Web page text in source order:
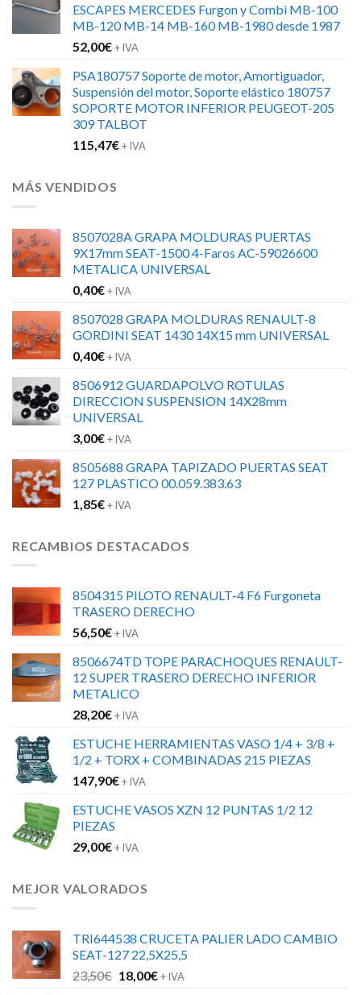
ESCAPES MERCEDES Furgon y Combi MB-100
MB-120 MB-14 MB-160 MB-1980 desde 1987
52,00€+ IVA
PSA180757 Soporte de motor, Amortiguador,
Suspensión del motor, Soporte elástico 180757
SOPORTE MOTOR INFERIOR PEUGEOT-205
309 TALBOT
115,47€+ IVA
MÁS VENDIDOS
8507028A GRAPA MOLDURAS PUERTAS
9X17mm SEAT-1500 4-Faros AC-59026600
METALICA UNIVERSAL
0,40€+ IVA
8507028 GRAPA MOLDURAS RENAULT-8
GORDINI SEAT 1430 14X15 mm UNIVERSAL
0,40€+ IVA
8506912 GUARDAPOLVO ROTULAS
DIRECCION SUSPENSION 14X28mm
UNIVERSAL
3,00€+ IVA
8505688 GRAPA TAPIZADO PUERTAS SEAT
127 PLASTICO 00.059.383.63
1,85€+ IVA
RECAMBIOS DESTACADOS
8504315 PILOTO RENAULT-4 F6 Furgoneta
TRASERO DERECHO
56,50€+ IVA
8506674TD TOPE PARACHOQUES RENAULT-
12 SUPER TRASERO DERECHO INFERIOR
METALICO
28,20€+ IVA
ESTUCHE HERRAMIENTAS VASO 1/4 + 3/8 +
1/2 + TORX + COMBINADAS 215 PIEZAS
147,90€+ IVA
ESTUCHE VASOS XZN 12 PUNTAS 1/2 12
PIEZAS
29,00€+ IVA
MEJOR VALORADOS
TRI644538 CRUCETA PALIER LADO CAMBIO
SEAT-127 22,5X25,5
23,50€ El
18,00€El+ IVA